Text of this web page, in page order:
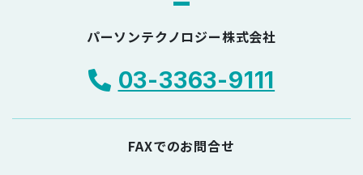
パーソンテクノロジー株式会社
03-3363-9111
FAXでのお問合せ